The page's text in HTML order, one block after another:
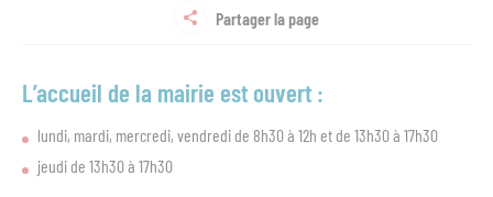
Partager la page
L’accueil de la mairie est ouvert :
lundi, mardi, mercredi, vendredi de 8h30 à 12h et de 13h30 à 17h30
jeudi de 13h30 à 17h30